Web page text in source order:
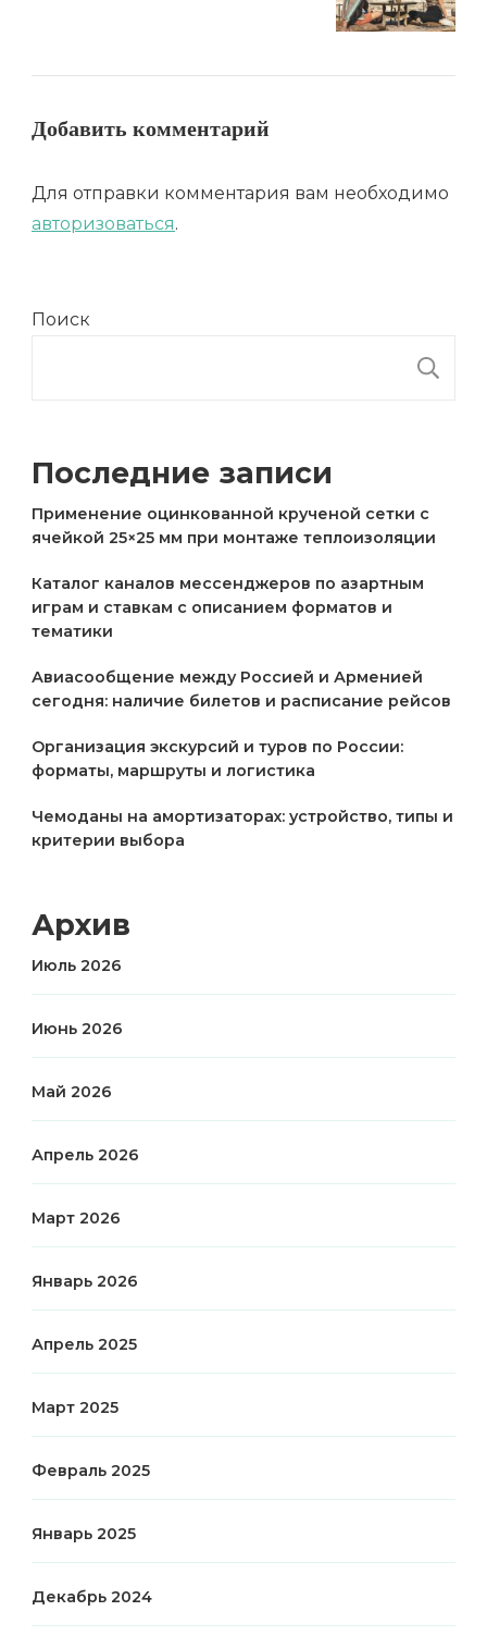
Добавить комментарий
Для отправки комментария вам необходимо
авторизоваться.
Поиск
Последние записи
Применение оцинкованной крученой сетки с
ячейкой 25×25 мм при монтаже теплоизоляции
Каталог каналов мессенджеров по азартным
играм и ставкам с описанием форматов и
тематики
Авиасообщение между Россией и Арменией
сегодня: наличие билетов и расписание рейсов
Организация экскурсий и туров по России:
форматы, маршруты и логистика
Чемоданы на амортизаторах: устройство, типы и
критерии выбора
Архив
Июль 2026
Июнь 2026
Май 2026
Апрель 2026
Март 2026
Январь 2026
Апрель 2025
Март 2025
Февраль 2025
Январь 2025
Декабрь 2024